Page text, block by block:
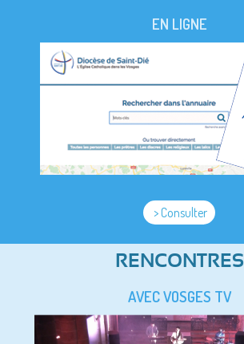
EN LIGNE
> Consulter
RENCONTRES
AVEC VOSGES TV